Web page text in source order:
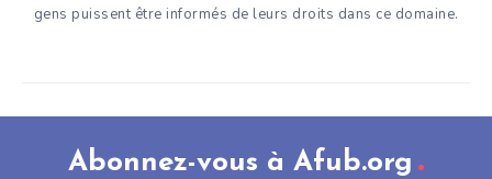
gens puissent être informés de leurs droits dans ce domaine.
Abonnez-vous à Afub.org